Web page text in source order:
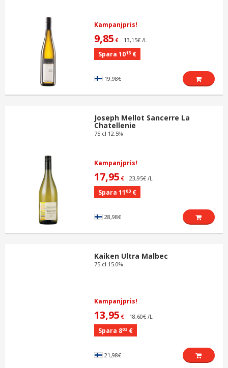
Kampanjpris!
9,85 € 13,15€ /L
Spara 1013 €
19,98€
Joseph Mellot Sancerre La
Chatellenie
75 cl 12.5%
Kampanjpris!
17,95 € 23,95€ /L
Spara 1103 €
28,98€
Kaiken Ultra Malbec
75 cl 15.0%
Kampanjpris!
13,95 € 18,60€ /L
Spara 803 €
21,98€